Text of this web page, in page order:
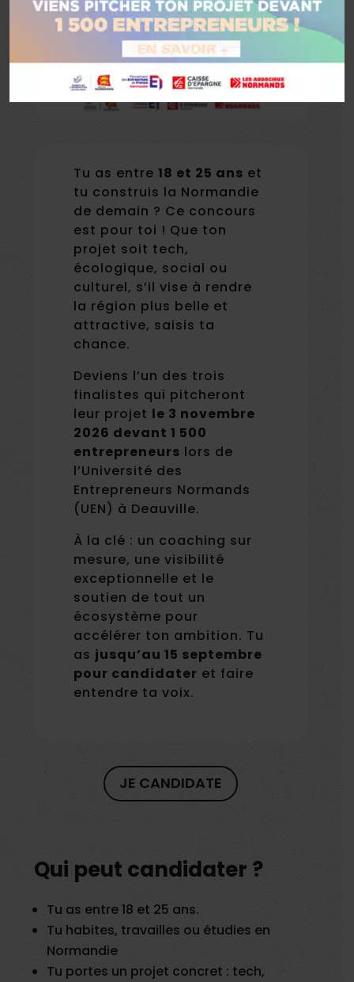
Tu as entre18 et 25 ans et
tu construis la Normandie
de demain ? Ce concours
est pour toi ! Que ton
projet soit tech,
écologique, social ou
culturel, s’il vise à rendre
la région plus belle et
attractive, saisis ta
chance.
Deviens l’un des trois
finalistes qui pitcheront
leur projet le 3 novembre
2026 devant 1 500
entrepreneurs lors de
l’Université des
Entrepreneurs Normands
(UEN) à Deauville.
À la clé : un coaching sur
mesure, une visibilité
exceptionnelle et le
soutien de tout un
écosystème pour
accélérer ton ambition. Tu
as jusqu’au 15 septembre
pour candidater et faire
entendre ta voix.
JE CANDIDATE
Qui peut candidater ?
Tu as entre 18 et 25 ans.
Tu habites, travailles ou étudies en
Normandie
Tu portes un projet concret : tech,